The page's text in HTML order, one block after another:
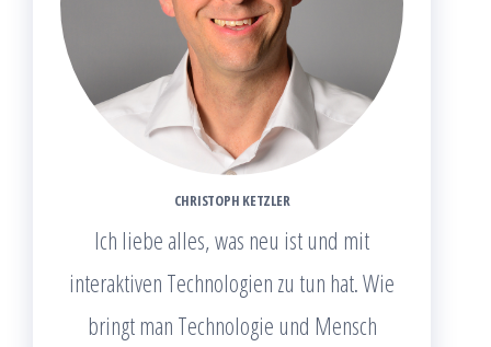
CHRISTOPH KETZLER
Ich liebe alles, was neu ist und mit
interaktiven Technologien zu tun hat. Wie
bringt man Technologie und Mensch